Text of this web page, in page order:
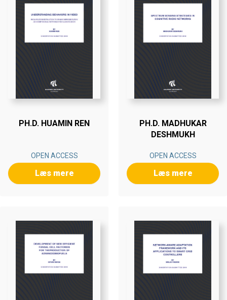
PH.D. HUAMIN REN
OPEN ACCESS
Læs mere
PH.D. MADHUKAR
DESHMUKH
OPEN ACCESS
Læs mere